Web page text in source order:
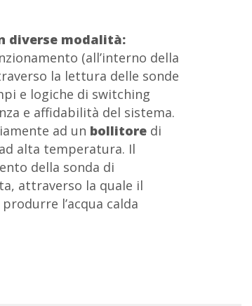
diverse modalità:
(all’interno della
la lettura delle sonde
e logiche di switching
e affidabilità del sistema.
ad un bollitoredi
alta temperatura. Il
della sonda di
attraverso la quale il
l’acqua calda